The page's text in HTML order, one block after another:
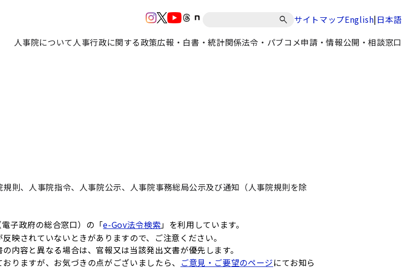
サイトマップEnglish|日本語
人事院について 人事行政に関する政策広報・白書・統計関係法令・パブコメ申請・情報公開・相談窓口
、人事院指令、人事院公示、人事院事務総局公示及び通知（人事院規則を除
子政府の総合窓口）の「e-Gov法令検索」を利用しています。
されていないときがありますので、ご注意ください。
容と異なる場合は、官報又は当該発出文書が優先します。
ますが、お気づきの点がございましたら、 ご意見・ご要望のページにてお知ら